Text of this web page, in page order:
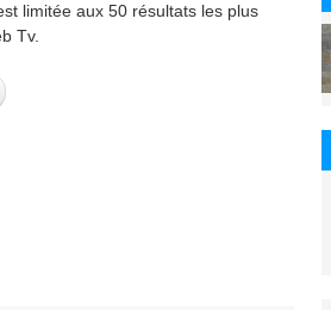
limitée aux 50 résultats les plus
Tv.